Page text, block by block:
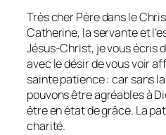
Très cher Père dans le
Catherine, la servante et
Jésus-Christ, je vous écris
avec le désir de vous voir
sainte patience : car sans
pouvons être agréables à
être en état de grâce. La
charité.